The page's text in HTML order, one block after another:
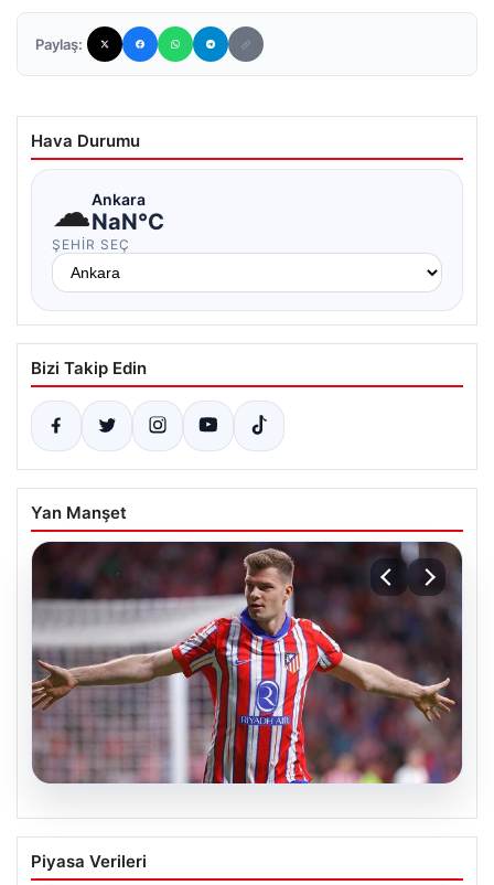
Paylaş:
Hava Durumu
☁Ankara
NaN°C
ŞEHIR SEÇ
Bizi Takip Edin
Yan Manşet
05.08.2026
Sörloth Transfer Yarışında Fenerbahçe
ve Beşiktaş Mücadelesi
Piyasa Verileri